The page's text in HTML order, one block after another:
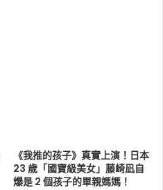
《我推的孩子》真實上演！日本
23 歲「國寶級美女」藤崎凪自
爆是 2 個孩子的單親媽媽！